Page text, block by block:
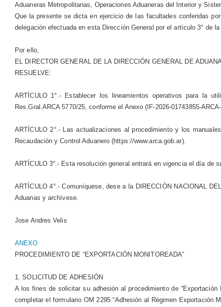
Aduaneras Metropolitanas, Operaciones Aduaneras del Interior y
Que la presente se dicta en ejercicio de las facultades conferidas
delegación efectuada en esta Dirección General por el artículo 3° de
Por ello,
EL DIRECTOR GENERAL DE LA DIRECCIÓN GENERAL DE
RESUELVE:
ARTÍCULO 1°.- Establecer los lineamientos operativos para la
Res.Gral.ARCA 5770/25, conforme el Anexo (IF-2026-01743855-
ARTÍCULO 2°.- Las actualizaciones al procedimiento y los
Recaudación y Control Aduanero (https://www.arca.gob.ar).
ARTÍCULO 3°.- Esta resolución general entrará en vigencia el día de
ARTÍCULO 4°.- Comuníquese, dese a la DIRECCIÓN NACIONAL
Aduanas y archívese.
Jose Andres Velis
ANEXO
PROCEDIMIENTO DE “EXPORTACIÓN MONITOREADA”
1. SOLICITUD DE ADHESIÓN
A los fines de solicitar su adhesión al procedimiento de
completar el formulario OM 2295 “Adhesión al Régimen Exportación